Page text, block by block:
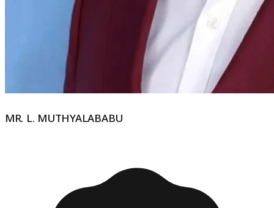
MR. L. MUTHYALABABU